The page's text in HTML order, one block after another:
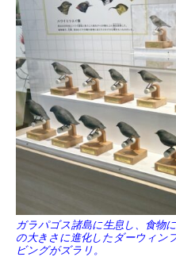
ガラパゴス諸島に生息し、食物
の大きさに進化したダーウィン
ビングがズラリ。